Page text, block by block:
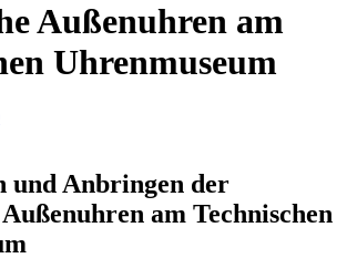
Außenuhren am
Uhrenmuseum
und Anbringen der
am Technischen